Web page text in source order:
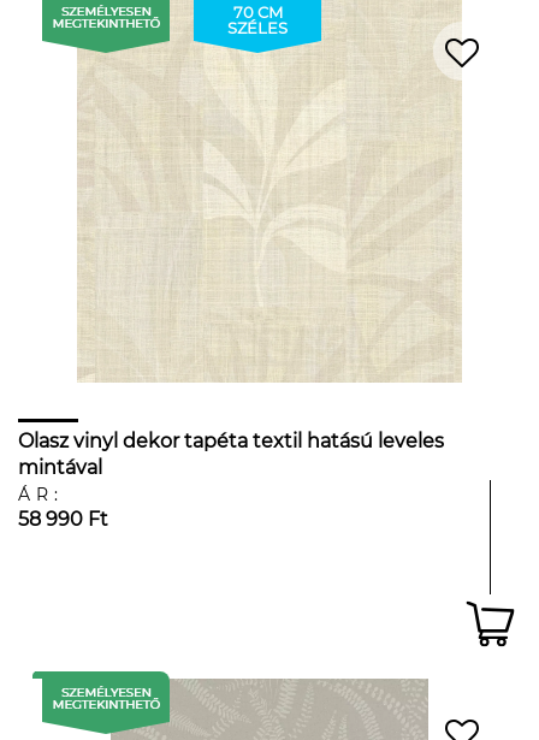
70 CM
SZÉLES
Olasz vinyl dekor tapéta textil hatású leveles
mintával
ÁR:
58 990 Ft